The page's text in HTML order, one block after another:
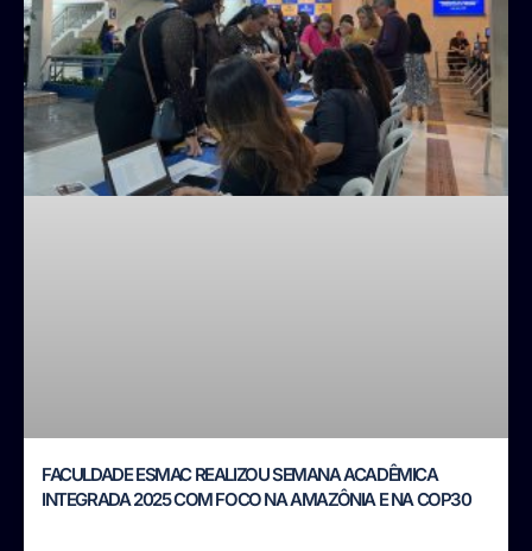
FACULDADE ESMAC REALIZOU SEMANA ACADÊMICA
INTEGRADA 2025 COM FOCO NA AMAZÔNIA E NA COP30